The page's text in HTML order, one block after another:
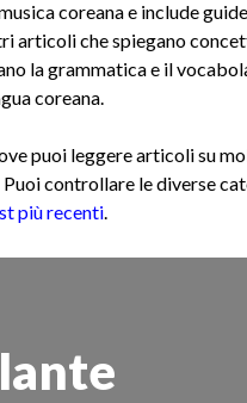
coreana e include
articoli che spiegano
la grammatica e il
coreana.
puoi leggere articoli su
controllare le diverse
più recenti.